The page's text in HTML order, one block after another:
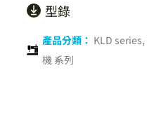
型錄
產品分類： KLD series,
機 系列